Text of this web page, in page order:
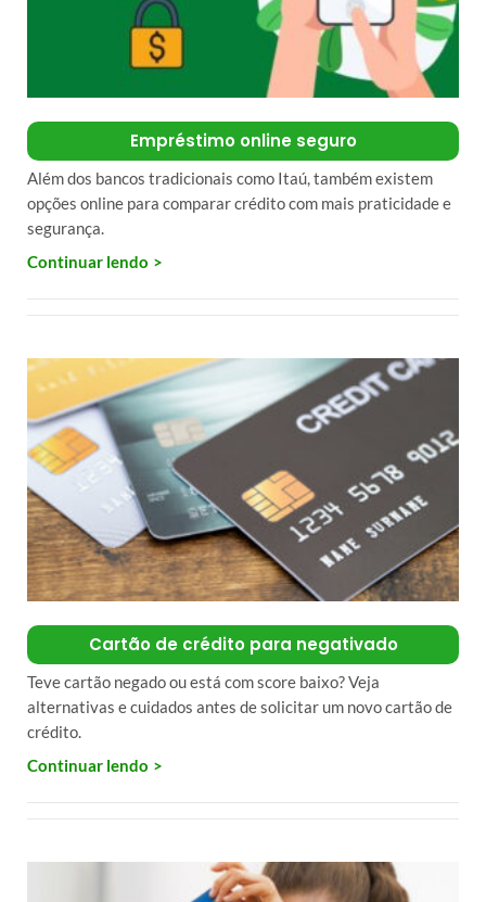
Empréstimo online seguro
Além dos bancos tradicionais como Itaú, também existem
opções online para comparar crédito com mais praticidade e
segurança.
Continuar lendo
Cartão de crédito para negativado
Teve cartão negado ou está com score baixo? Veja
alternativas e cuidados antes de solicitar um novo cartão de
crédito.
Continuar lendo